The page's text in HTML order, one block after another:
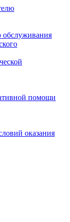
обслуживания
помощи
оказания